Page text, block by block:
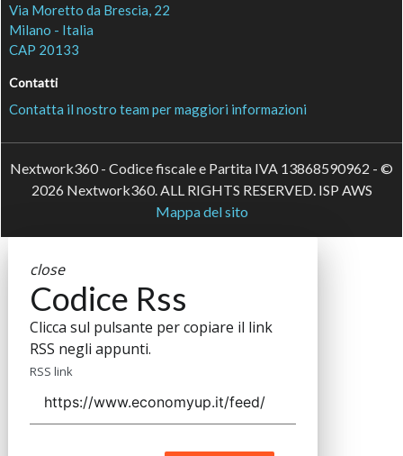
Via Moretto da Brescia, 22
Milano - Italia
CAP 20133
Contatti
Contatta il nostro team per maggiori informazioni
Nextwork360 - Codice fiscale e Partita IVA 13868590962 - ©
2026 Nextwork360. ALL RIGHTS RESERVED. ISP AWS
Mappa del sito
close
Codice Rss
Clicca sul pulsante per copiare il link
RSS negli appunti.
RSS link